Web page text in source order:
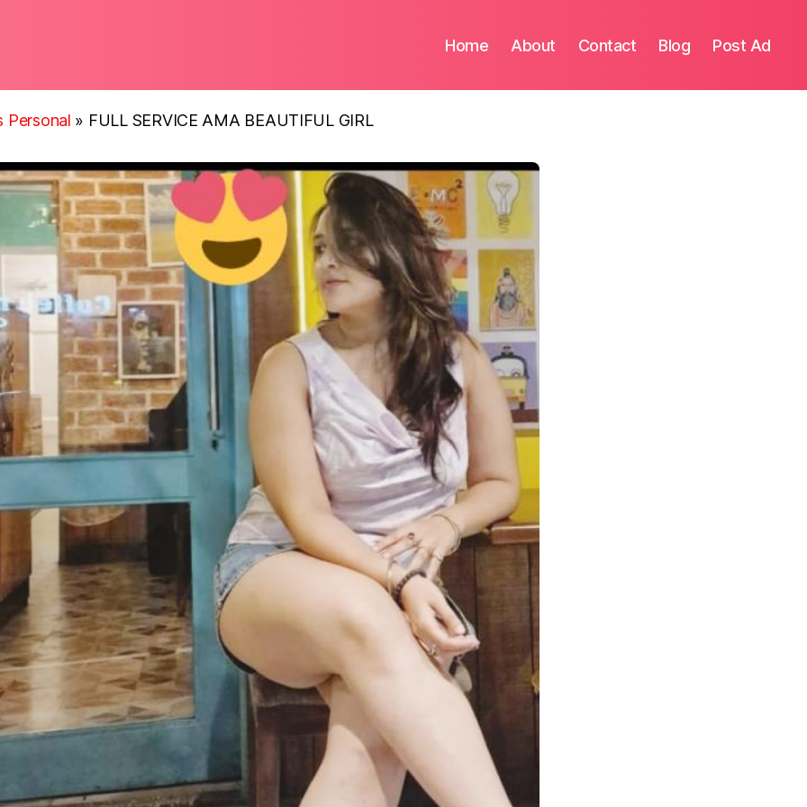
Home About Contact Blog Post Ad
Personal » FULL SERVICE AMA BEAUTIFUL GIRL